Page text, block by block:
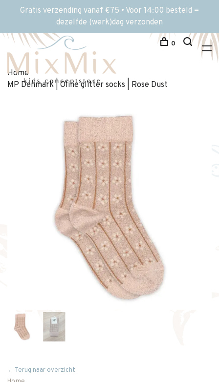
Gratis verzending vanaf €75 • Voor 14:00 besteld =
dezelfde (werk)dag verzonden
0
Home
MP Denmark | Oline glitter socks | Rose Dust
← Terug naar overzicht